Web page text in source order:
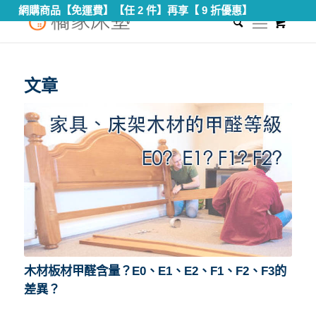
網購商品【免運費】【任 2 件】再享【 9 折優惠】
您現在的位置： 首頁 /f3板材
文章
木材板材甲醛含量？E0、E1、E2、F1、F2、F3的
差異？